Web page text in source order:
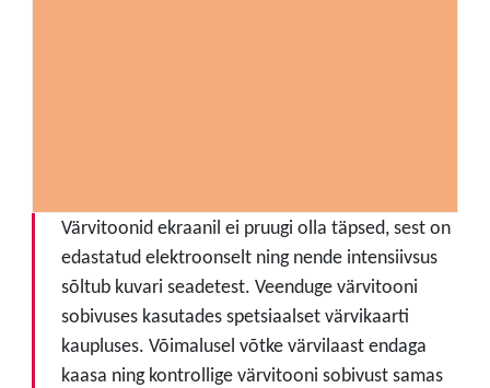
Värvitoonid ekraanil ei pruugi olla täpsed, sest on
edastatud elektroonselt ning nende intensiivsus
sõltub kuvari seadetest. Veenduge värvitooni
sobivuses kasutades spetsiaalset värvikaarti
kaupluses. Võimalusel võtke värvilaast endaga
kaasa ning kontrollige värvitooni sobivust samas